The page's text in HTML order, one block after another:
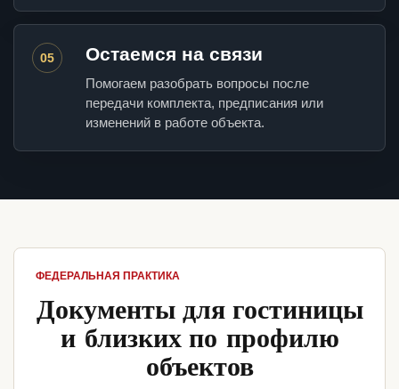
05 Остаемся на связи
Помогаем разобрать вопросы после
передачи комплекта, предписания или
изменений в работе объекта.
ФЕДЕРАЛЬНАЯ ПРАКТИКА
Документы для гостиницы
и близких по профилю
объектов